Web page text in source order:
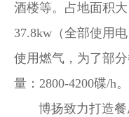
酒楼等。占地面积
37.8kw（全部使用
使用燃气，为了部
量：2800-4200碟/h。
博扬致力打造餐